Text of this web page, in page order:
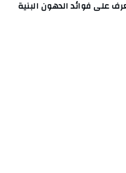
على فوائد الدهون البنية